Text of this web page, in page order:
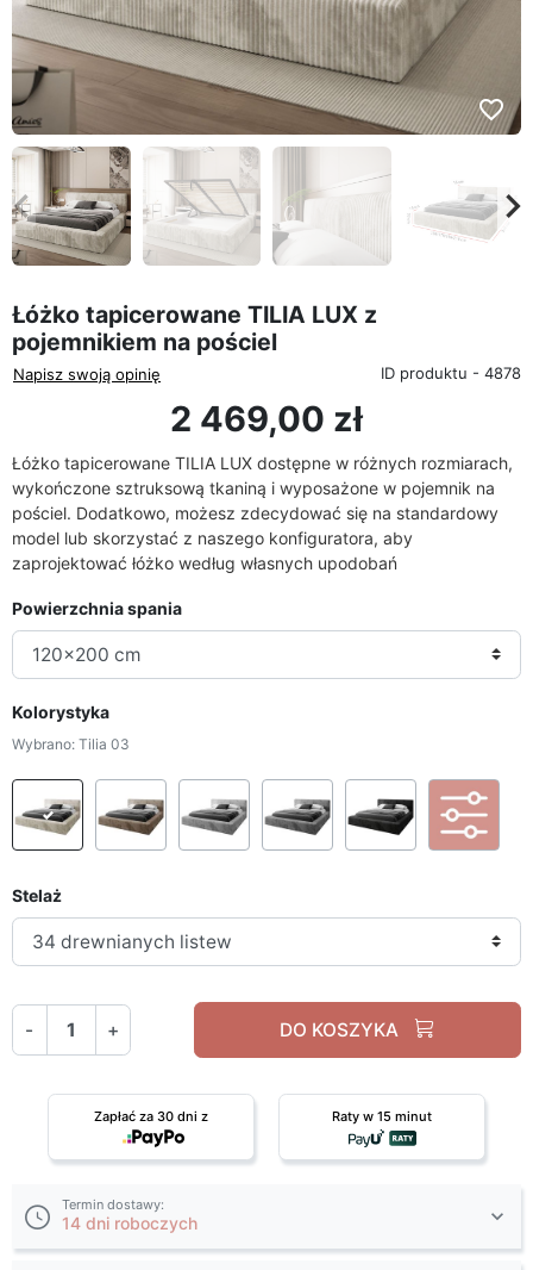
favorite_border
Poprzedni
Łóżko tapicerowane TILIA LUX z
pojemnikiem na pościel
Napisz swoją opinię ID produktu - 4878
2 469,00 zł
Łóżko tapicerowane TILIA LUX dostępne w różnych rozmiarach,
wykończone sztruksową tkaniną i wyposażone w pojemnik na
pościel. Dodatkowo, możesz zdecydować się na standardowy
model lub skorzystać z naszego konfiguratora, aby
zaprojektować łóżko według własnych upodobań
Powierzchnia spania
Kolorystyka
Wybrano: Tilia 03
Tilia 03 Tilia 100
Stelaż
- + DO KOSZYKA
Zapłać za 30 dni z Raty w 15 minut
Termin dostawy:
14 dni roboczych